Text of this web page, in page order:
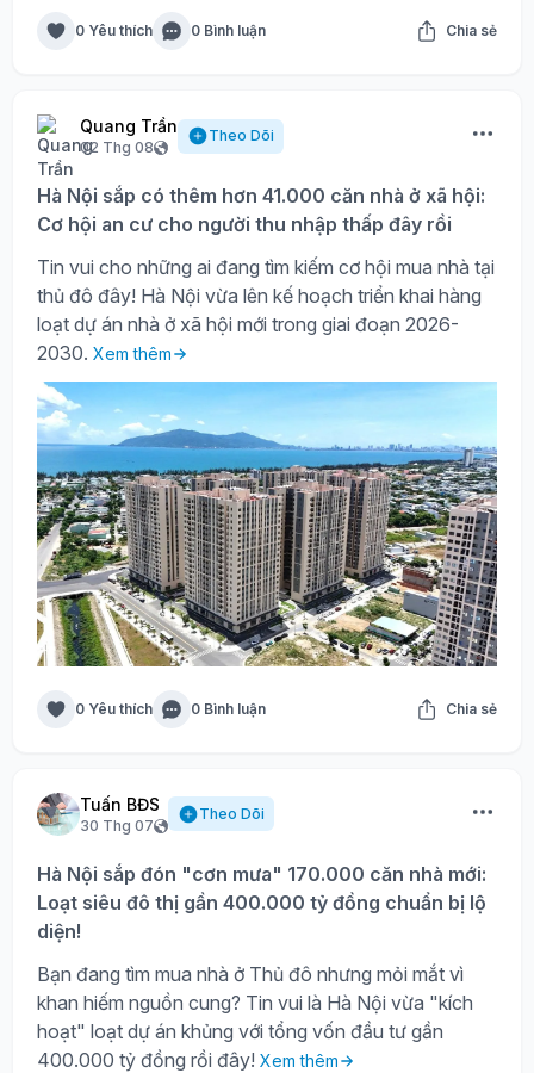
0 Yêu thích 0 Bình luận Chia sẻ
Quang Trần
02 Thg 08
Theo Dõi
Hà Nội sắp có thêm hơn 41.000 căn nhà ở xã hội:
Cơ hội an cư cho người thu nhập thấp đây rồi
Tin vui cho những ai đang tìm kiếm cơ hội mua nhà tại
thủ đô đây! Hà Nội vừa lên kế hoạch triển khai hàng
loạt dự án nhà ở xã hội mới trong giai đoạn 2026-
2030. Xem thêm
0 Yêu thích 0 Bình luận Chia sẻ
Tuấn BĐS
30 Thg 07
Theo Dõi
Hà Nội sắp đón "cơn mưa" 170.000 căn nhà mới:
Loạt siêu đô thị gần 400.000 tỷ đồng chuẩn bị lộ
diện!
Bạn đang tìm mua nhà ở Thủ đô nhưng mỏi mắt vì
khan hiếm nguồn cung? Tin vui là Hà Nội vừa "kích
hoạt" loạt dự án khủng với tổng vốn đầu tư gần
400.000 tỷ đồng rồi đây! Xem thêm